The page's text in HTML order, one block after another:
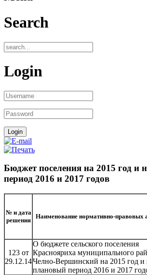
Search
Login
Бюджет поселения на 2015 год и
период 2016 и 2017 годов
№ и дата
решения
Наименование нормативно-правовых
123 от
29.12.14
О бюджете сельского поселения
Краснояриха муниципального
Челно-Вершинский на 2015 год и
плановый период 2016 и 2017